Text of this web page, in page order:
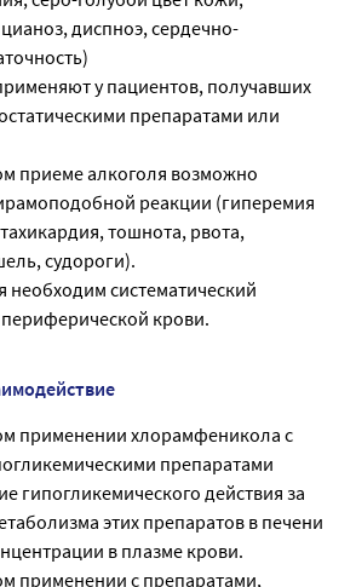
диспноэ, сердечно-
у пациентов, получавших
препаратами или
приеме алкоголя возможно
реакции (гиперемия
тошнота, рвота,
судороги).
необходим систематический
крови.
применении хлорамфеникола с
препаратами
гипогликемического действия за
этих препаратов в печени
в плазме крови.
применении с препаратами,